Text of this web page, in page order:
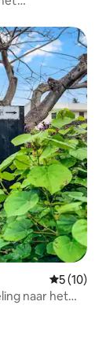
5 (10)
naar het